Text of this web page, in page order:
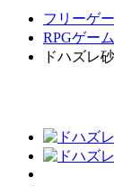
フリーゲ
RPGゲーム
ドハズレ